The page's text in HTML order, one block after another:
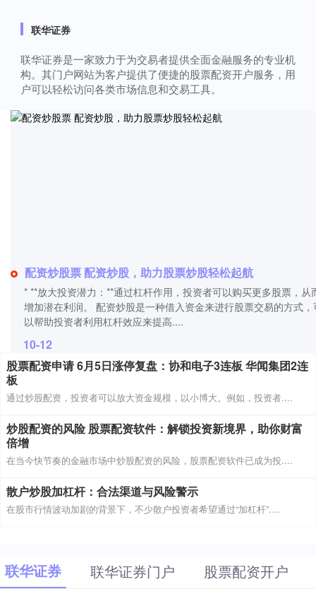
联华证券
联华证券是一家致力于为交易者提供全面金融服务的专业机
构。其门户网站为客户提供了便捷的股票配资开户服务，用
户可以轻松访问各类市场信息和交易工具。
配资炒股票 配资炒股，助力股票炒股轻松起航
* **放大投资潜力：**通过杠杆作用，投资者可以购买更多股票，从
增加潜在利润。 配资炒股是一种借入资金来进行股票交易的方式，
以帮助投资者利用杠杆效应来提高....
10-12
股票配资申请 6月5日涨停复盘：协和电子3连板 华闻集团2连
板
通过炒股配资，投资者可以放大资金规模，以小博大。例如，投资者....
炒股配资的风险 股票配资软件：解锁投资新境界，助你财富
倍增
在当今快节奏的金融市场中炒股配资的风险，股票配资软件已成为投....
散户炒股加杠杆：合法渠道与风险警示
在股市行情波动加剧的背景下，不少散户投资者希望通过“加杠杆”....
联华证券 联华证券门户 股票配资开户